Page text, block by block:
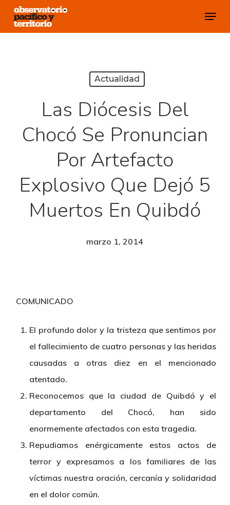
Skip
Menu
Actualidad
Las Diócesis Del
Chocó Se Pronuncian
Por Artefacto
Explosivo Que Dejó 5
Muertos En Quibdó
marzo 1, 2014
COMUNICADO
El profundo dolor y la tristeza que sentimos por
el fallecimiento de cuatro personas y las heridas
causadas a otras diez en el mencionado
atentado.
Reconocemos que la ciudad de Quibdó y el
departamento del Chocó, han sido
enormemente afectados con esta tragedia.
Repudiamos enérgicamente estos actos de
terror y expresamos a los familiares de las
víctimas nuestra oración, cercanía y solidaridad
en el dolor común.
Close